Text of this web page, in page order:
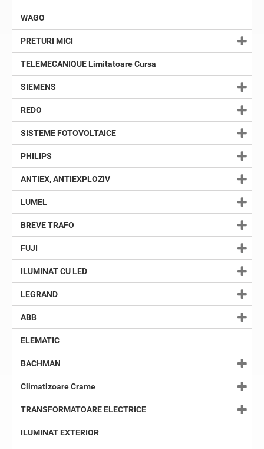
WAGO
PRETURI MICI
TELEMECANIQUE Limitatoare Cursa
SIEMENS
REDO
SISTEME FOTOVOLTAICE
PHILIPS
ANTIEX, ANTIEXPLOZIV
LUMEL
BREVE TRAFO
FUJI
ILUMINAT CU LED
LEGRAND
ABB
ELEMATIC
BACHMAN
Climatizoare Crame
TRANSFORMATOARE ELECTRICE
ILUMINAT EXTERIOR